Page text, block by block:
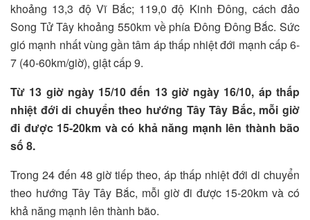
khoảng 13,3 độ Vĩ Bắc; 119,0 độ Kinh Đông, cách đảo
Song Tử Tây khoảng 550km về phía Đông Đông Bắc. Sức
gió mạnh nhất vùng gần tâm áp thấp nhiệt đới mạnh cấp 6-
7 (40-60km/giờ), giật cấp 9.
Từ 13 giờ ngày 15/10 đến 13 giờ ngày 16/10, áp thấp
nhiệt đới di chuyển theo hướng Tây Tây Bắc, mỗi giờ
đi được 15-20km và có khả năng mạnh lên thành bão
số 8.
Trong 24 đến 48 giờ tiếp theo, áp thấp nhiệt đới di chuyển
theo hướng Tây Tây Bắc, mỗi giờ đi được 15-20km và có
khả năng mạnh lên thành bão.